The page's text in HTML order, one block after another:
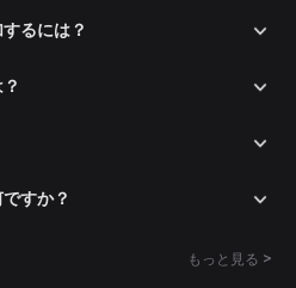
購入してBitgetウォレットに資金
ペアを確認します。
確定してください。取引完了後、
るには？
すか？
もっと見る >